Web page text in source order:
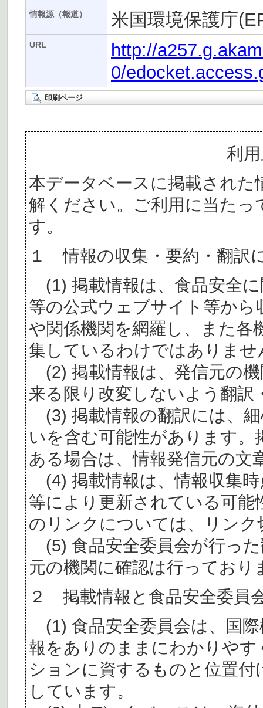
情報源（報道） 米国環境保護庁
URL
http://
0/
印刷ページ
利
本データベースに掲載された
解ください。ご利用に当た
す。
１ 情報の収集・要約・翻訳
(1) 掲載情報は、食品安全
等の公式ウェブサイト等か
や関係機関を網羅し、また各
集しているわけではありませ
(2) 掲載情報は、発信元の
来る限り改変しないよう翻訳
(3) 掲載情報の翻訳には、
いを含む可能性があります。
ある場合は、情報発信元の文
(4) 掲載情報は、情報収集
等により更新されている可
のリンクについては、リン
(5) 食品安全委員会が行っ
元の機関に確認は行っており
２ 掲載情報と食品安全委員
(1) 食品安全委員会は、国
報をありのままにわかりや
ションに資するものと位置
しています。